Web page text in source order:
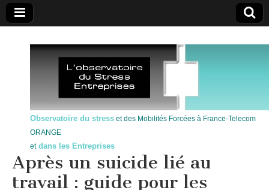
Observatoire du stress et des Mobilités Forcées à France-Telecom
ORANGE
etdans les Entreprises
Après un suicide lié au
travail : guide pour les